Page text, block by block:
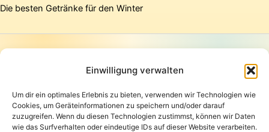
Einwilligung verwalten
Um dir ein optimales Erlebnis zu bieten, verwenden wir Technologien wie
Cookies, um Geräteinformationen zu speichern und/oder darauf
zuzugreifen. Wenn du diesen Technologien zustimmst, können wir Daten
wie das Surfverhalten oder eindeutige IDs auf dieser Website verarbeiten.
Die besten Getränke für den Winter
Presse
Datenschutzerklärung
AGB
Widerrufsbelehrung